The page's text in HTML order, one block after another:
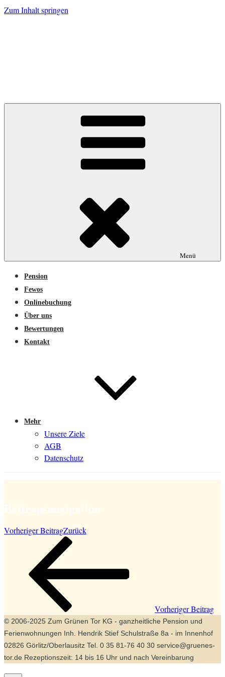
Zum Inhalt springen
Menü
Pension
Fewos
Onlinebuchung
Über uns
Bewertungen
Kontakt
Mehr
Unsere Ziele
AGB
Datenschutz
Beitragsnavigation
Vorheriger BeitragZurück
Vorheriger Beitrag
© 2006-2025 Zum Grünen Tor KG - ganzheitliche Pension und
Ferienwohnungen Inh. Hendrik Stief Schulstraße 8a - im Innenhof
02826 Görlitz/Oberlausitz Tel. 0 35 81-76 40 30 service@gruenes-
tor.de Rezeptionszeit: 14 bis 16 Uhr und nach Vereinbarung